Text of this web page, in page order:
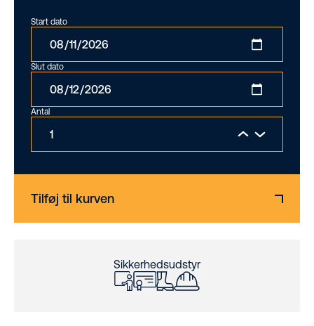
Start dato
Slut dato
Antal
Tilføj til kurven
Sikkerhedsudstyr